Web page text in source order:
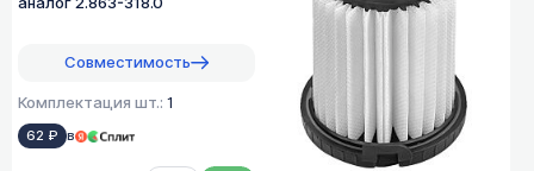
Совместимость
Комплектация шт.: 1
62 ₽ в